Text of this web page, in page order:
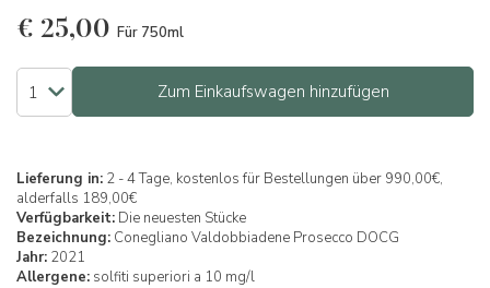
€ 25,00 Für 750ml
Zum Einkaufswagen hinzufügen
Lieferung in: 2 - 4 Tage, kostenlos für Bestellungen über 990,00€,
alderfalls 189,00€
Verfügbarkeit: Die neuesten Stücke
Bezeichnung: Conegliano Valdobbiadene Prosecco DOCG
Jahr: 2021
Allergene: solfiti superiori a 10 mg/l